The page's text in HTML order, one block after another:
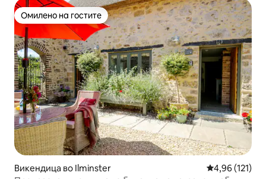
Омилено на гостите
Омилено на гостите
Викендица во Ilminster Просечна
4,96 (121)